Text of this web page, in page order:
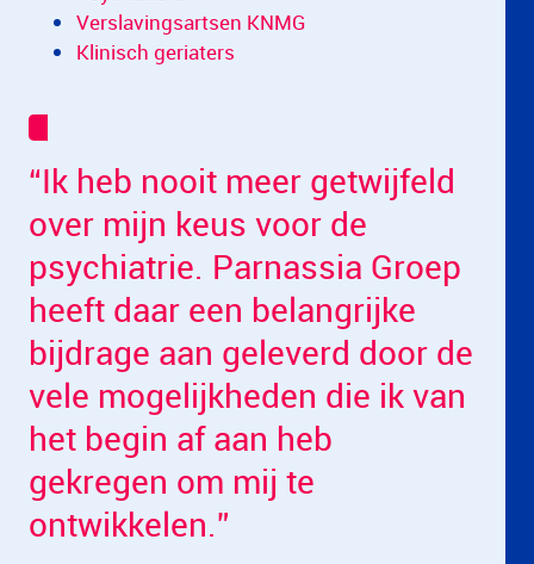
Verslavingsartsen KNMG
Klinisch geriaters
“Ik heb nooit meer getwijfeld
over mijn keus voor de
psychiatrie. Parnassia Groep
heeft daar een belangrijke
bijdrage aan geleverd door de
vele mogelijkheden die ik van
het begin af aan heb
gekregen om mij te
ontwikkelen.”